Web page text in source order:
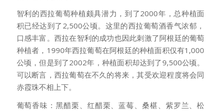
智利的西拉葡萄种植颇具潜力，到了2000年，总种植面
积已经达到了2,500公顷。这里的西拉葡萄酒香气浓郁，
口感丰富。西拉在智利的成功也因此刺激了阿根廷的葡萄
种植者，1990年西拉葡萄在阿根廷的种植面积仅有1,000
公顷，但是到了2002年，种植面积却达到了9,500公顷。
可以断言，西拉葡萄在不久的将来，其受欢迎程度将会同
赤霞珠不相上下。
葡萄香味：黑醋栗、红醋栗、蓝莓、桑椹、紫罗兰、松